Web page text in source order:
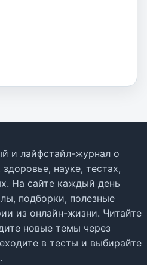
и лайфстайл-журнал о
науке, тестах,
На сайте каждый день
подборки, полезные
из онлайн-жизни. Читайте
новые темы через
в тесты и выбирайте